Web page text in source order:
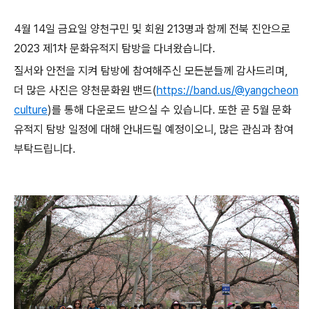
4월 14일 금요일 양천구민 및 회원 213명과 함께 전북 진안으로
2023 제1차 문화유적지 탐방을 다녀왔습니다.
질서와 안전을 지켜 탐방에 참여해주신 모든분들께 감사드리며,
더 많은 사진은 양천문화원 밴드(https://band.us/@yangcheon
culture)를 통해 다운로드 받으실 수 있습니다. 또한 곧 5월 문화
유적지 탐방 일정에 대해 안내드릴 예정이오니, 많은 관심과 참여
부탁드립니다.